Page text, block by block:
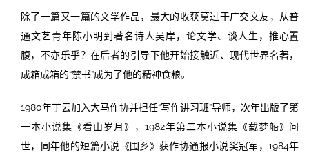
除了一篇又一篇的文学作品，最大的收获莫过于广交文友，从普
通文艺青年陈小明到著名诗人吴岸，论文学、谈人生，推心置
腹，不亦乐乎？在后者的引导下他开始接触近、现代世界名著，
成箱成箱的“禁书”成为了他的精神食粮。
1980年丁云加入大马作协并担任“写作讲习班”导师，次年出版了第
一本小说集《看山岁月》，1982年第二本小说集《载梦船》问
世，同年他的短篇小说《围乡》获作协通报小说奖冠军，1984年